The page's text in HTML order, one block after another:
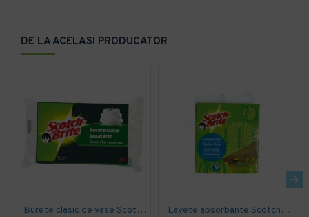
DE LA ACELASI PRODUCATOR
Burete clasic de vase Scotch-Brite™ Lavete absorbante Scotch-Brite™